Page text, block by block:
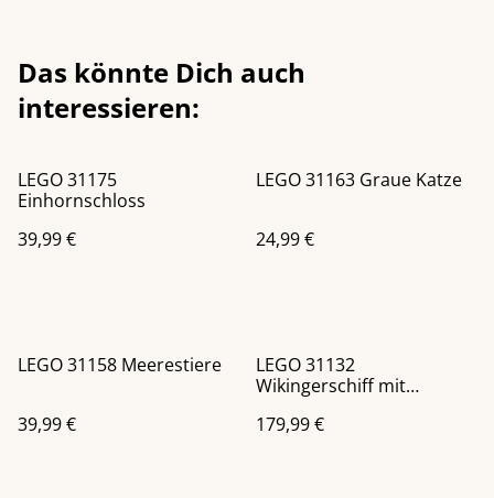
Das könnte Dich auch
interessieren:
LEGO 31175
Einhornschloss
39,99 €
LEGO 31163 Graue Katze
24,99 €
LEGO 31158 Meerestiere
39,99 €
LEGO 31132
Wikingerschiff mit
179,99 €